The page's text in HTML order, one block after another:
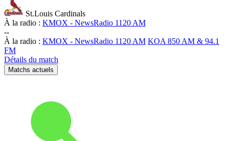
St.Louis Cardinals
À la radio : KMOX - NewsRadio 1120 AM
--
À la radio : KMOX - NewsRadio 1120 AM KOA 850 AM & 94.1
FM
Détails du match
Matchs actuels